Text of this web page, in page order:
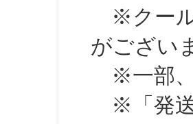
※クール
がござい
※一部、
※「発送